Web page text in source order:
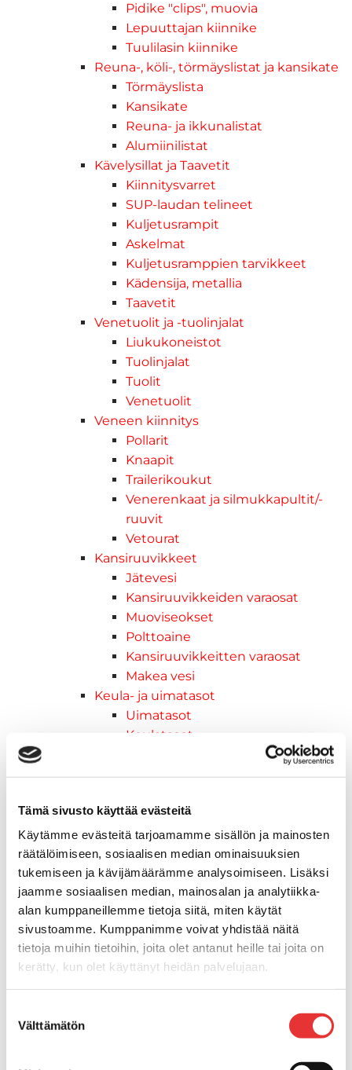
Tämä sivusto käyttää evästeitä
Käytämme evästeitä tarjoamamme sisällön ja mainosten
räätälöimiseen, sosiaalisen median ominaisuuksien
tukemiseen ja kävijämäärämme analysoimiseen. Lisäksi
jaamme sosiaalisen median, mainosalan ja analytiikka-
alan kumppaneillemme tietoja siitä, miten käytät
sivustoamme. Kumppanimme voivat yhdistää näitä
tietoja muihin tietoihin, joita olet antanut heille tai joita on
kerätty, kun olet käyttänyt heidän palvelujaan.
valinta
Välttämätön
Pidike "clips", muovia
Lepuuttajan kiinnike
Tuulilasin kiinnike
Reuna-, köli-, törmäyslistat ja kansikate
Törmäyslista
Kansikate
Reuna- ja ikkunalistat
Alumiinilistat
Kävelysillat ja Taavetit
Kiinnitysvarret
SUP-laudan telineet
Kuljetusrampit
Askelmat
Kuljetusramppien tarvikkeet
Kädensija, metallia
Taavetit
Venetuolit ja -tuolinjalat
Liukukoneistot
Tuolinjalat
Tuolit
Venetuolit
Veneen kiinnitys
Pollarit
Knaapit
Trailerikoukut
Venerenkaat ja silmukkapultit/-
ruuvit
Vetourat
Kansiruuvikkeet
Jätevesi
Kansiruuvikkeiden varaosat
Muoviseokset
Polttoaine
Kansiruuvikkeitten varaosat
Makea vesi
Keula- ja uimatasot
Uimatasot
Keulatasot
Galvanoitu
Kevytmetalli
Muovia
Kalusteet, sisustus ja astiat
Venetuolit ja -tuolinjalat
Pöydät ja istuimet
Venetuolit
Tuolinjalat
Tuolit
Kansiluukut, ikkunat ja verhot
Verhot